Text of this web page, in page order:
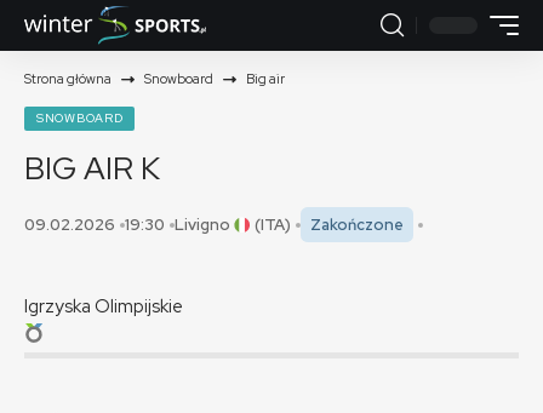
Strona główna Snowboard Big air
SNOWBOARD
BIG AIR K
09.02.2026 19:30 Livigno (ITA) Zakończone
Igrzyska Olimpijskie